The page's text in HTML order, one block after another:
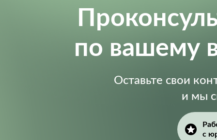
по вашему
Оставьте свои
и мы
с